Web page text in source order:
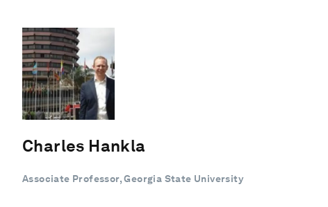
Charles Hankla
Associate Professor, Georgia State University